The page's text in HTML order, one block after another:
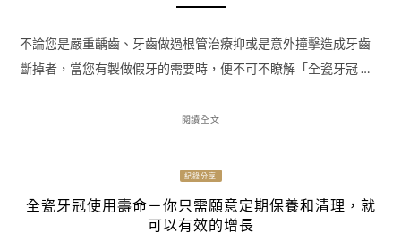
不論您是嚴重齲齒、牙齒做過根管治療抑或是意外撞擊造成牙齒
斷掉者，當您有製做假牙的需要時，便不可不瞭解「全瓷牙冠 …
閱讀全文
紀錄分享
全瓷牙冠使用壽命－你只需願意定期保養和清理，就
可以有效的增長